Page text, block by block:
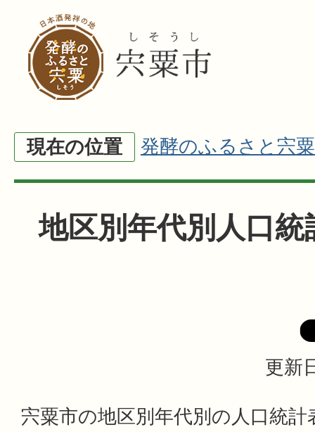
現在の位置 発酵のふるさと宍粟
地区別年代別人口統
更新
宍粟市の地区別年代別の人口統